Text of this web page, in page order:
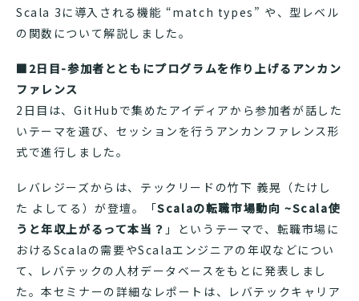
Scala 3に導入される機能 “match types” や、型レベル
の関数について解説しました。
■2日目-参加者とともにプログラムを作り上げるアンカン
ファレンス
2日目は、GitHubで集めたアイディアから参加者が話した
いテーマを選び、セッションを行うアンカンファレンス形
式で進行しました。
レバレジーズからは、テックリードの竹下 義晃（たけし
た よしてる）が登壇。「Scalaの転職市場動向 ~Scala使
うと年収上がるって本当？ 」というテーマで、転職市場に
おけるScalaの需要やScalaエンジニアの年収などについ
て、レバテックの人材データベースをもとに発表しまし
た。本セミナーの詳細なレポートは、レバテックキャリア